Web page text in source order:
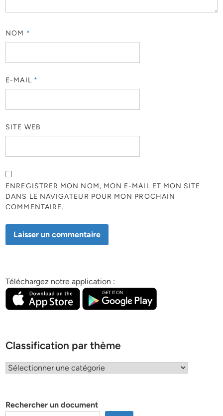
NOM *
E-MAIL *
SITE WEB
ENREGISTRER MON NOM, MON E-MAIL ET MON SITE
DANS LE NAVIGATEUR POUR MON PROCHAIN
COMMENTAIRE.
Téléchargez notre application :
Classification par thème
Classification
Rechercher un document